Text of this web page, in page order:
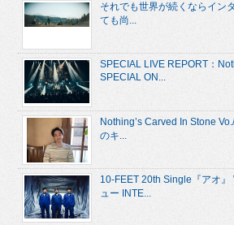
それでも世界が続くならイン
ても尚...
SPECIAL LIVE REPORT：
SPECIAL ON...
Nothing’s Carved In Stone
のキ...
10-FEET 20th Single『アオ』
ュー INTE...